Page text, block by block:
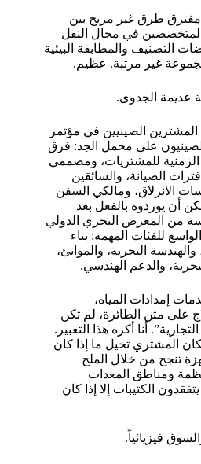
طرق غير مريح بين
في مجال النقل
التصنيف والمطابقة البيئية
غير مرتبة. عظيم.
عديمة الجدوى.
الصينيين في مؤتمر
على محمل الجد: فرق
للمشتريات، ومصممي
الصيانة، والسائقين
الانزلاق، ومالكي السفن
أن يوردوه بالفعل بعد
من المعرض البحري الدولي
للفئات المهمة: بناء
البحرية، والموانئ،
والدعم الهندسي.
إمدادات المياه،
على متن الطائرة، لم تكن
أنا أكره هذا التعبير.
المشتري تخيل ما إذا كان
تنجح من خلال الملح
ومناطق المعدات
الكتيبات إلا إذا كان
فيزيائياً.